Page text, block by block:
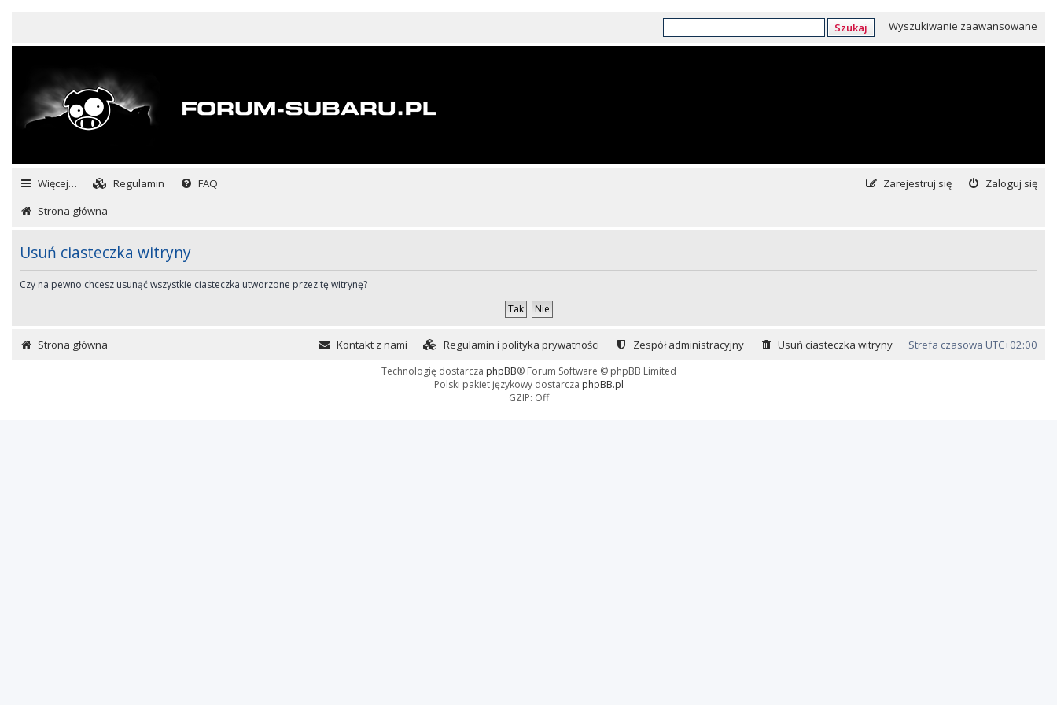
Szukaj Wyszukiwanie zaawansowane
Więcej… Regulamin FAQ Zaloguj się
Zarejestruj się
Strona główna
Usuń ciasteczka witryny
Czy na pewno chcesz usunąć wszystkie ciasteczka utworzone przez tę witrynę?
Strona główna Strefa czasowa UTC+02:00
Usuń ciasteczka witryny
Zespół administracyjny
Regulamin i polityka prywatności
Kontakt z nami
Technologię dostarcza phpBB® Forum Software © phpBB Limited
Polski pakiet językowy dostarcza phpBB.pl
GZIP: Off